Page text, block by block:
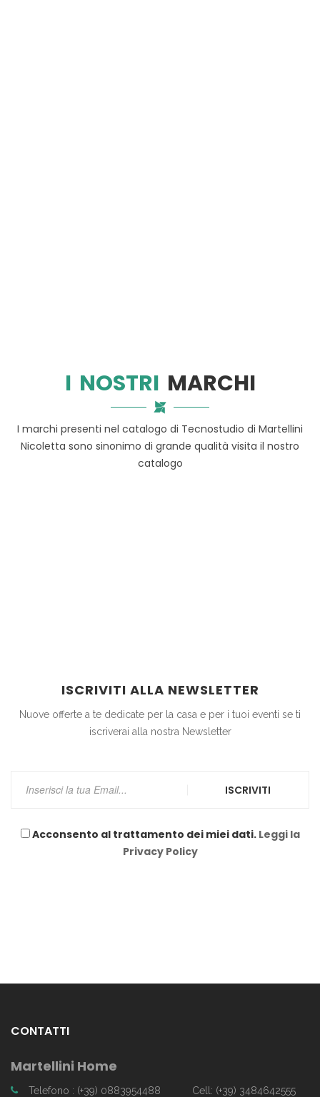
I NOSTRI MARCHI
I marchi presenti nel catalogo di Tecnostudio di Martellini
Nicoletta sono sinonimo di grande qualità visita il nostro
catalogo
ISCRIVITI ALLA NEWSLETTER
Nuove offerte a te dedicate per la casa e per i tuoi eventi se ti
iscriverai alla nostra Newsletter
Acconsento al trattamento dei miei dati. Leggi la
Privacy Policy
ISCRIVITI
CONTATTI
Martellini Home
Telefono : (+39) 0883954488 Cell: (+39) 3484642555